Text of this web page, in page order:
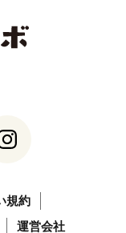
規約
運営会社